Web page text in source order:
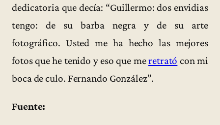
dedicatoria que decía: “Guillermo: dos envidias
tengo: de su barba negra y de su arte
fotográfico. Usted me ha hecho las mejores
fotos que he tenido y eso que meretrató con mi
boca de culo. Fernando González”.
Fuente: